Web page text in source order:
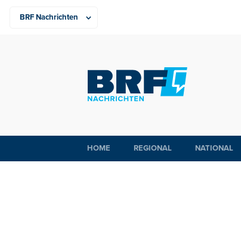
HOME REGIONAL NATIONAL